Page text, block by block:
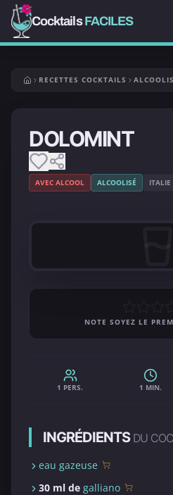
CocktailsFACILES
RECETTES COCKTAILS
DOLOMINT
AVEC ALCOOL ALCOOLISÉ ITALIE
NOTE SOYEZ LE
1 PERS. 1 MIN.
INGRÉDIENTS DU
eau gazeuse
30 ml de galliano